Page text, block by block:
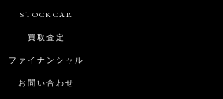
STOCKCAR
買取査定
ファイナンシャル
お問い合わせ